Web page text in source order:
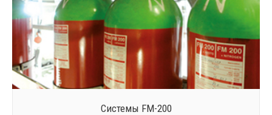
Системы FM-200